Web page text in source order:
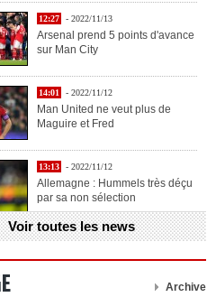
12:27 - 2022/11/13
Arsenal prend 5 points d'avance
sur Man City
14:01 - 2022/11/12
Man United ne veut plus de
Maguire et Fred
13:13 - 2022/11/12
Allemagne : Hummels très déçu
par sa non sélection
13:11 - 2022/11/12
Henry explique la chose qu'il
Voir toutes les news
Archive